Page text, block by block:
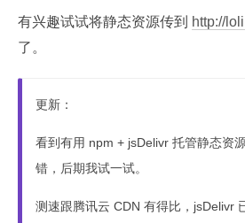
有兴趣试试将静态资源传到 http://
了。
更新：
看到有用 npm + jsDelivr 托管静态资
错，后期我试一试。
测速跟腾讯云 CDN 有得比，jsDelivr